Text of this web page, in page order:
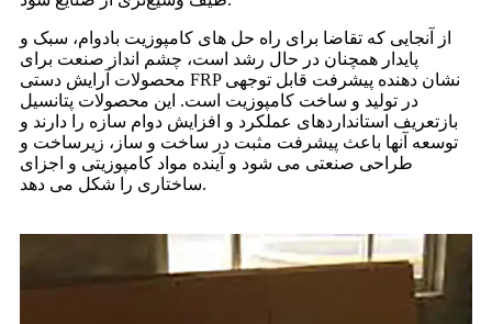
از آنجایی که تقاضا برای راه حل های کامپوزیت بادوام، سبک و
پایدار همچنان در حال رشد است، چشم انداز صنعت برای
محصولات آرایش دستی FRP نشان دهنده پیشرفت قابل توجهی
در تولید و ساخت کامپوزیت است. این محصولات پتانسیل
بازتعریف استانداردهای عملکرد و افزایش دوام سازه را دارند و
توسعه آنها باعث پیشرفت مثبت در ساخت و ساز، زیرساخت و
طراحی صنعتی می شود و آینده مواد کامپوزیتی و اجزای
ساختاری را شکل می دهد.